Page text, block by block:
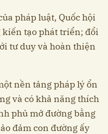
pháp luật, Quốc hội
tạo phát triển; đổi
tư duy và hoàn thiện
nền tảng pháp lý ổn
và có khả năng thích
phủ mở đường bằng
đảm con đường ấy